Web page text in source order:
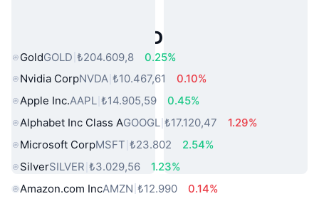
Popüler Gerçek Dünya Varlıkları
GoldGOLD ₺204.609,8
0.25%
Nvidia CorpNVDA ₺10.467,61
0.10%
Apple Inc.AAPL ₺14.905,59
0.45%
Alphabet Inc Class AGOOGL ₺17.120,47
1.29%
Microsoft CorpMSFT ₺23.802
2.54%
SilverSILVER ₺3.029,56
1.23%
Amazon.com IncAMZN ₺12.990
0.14%